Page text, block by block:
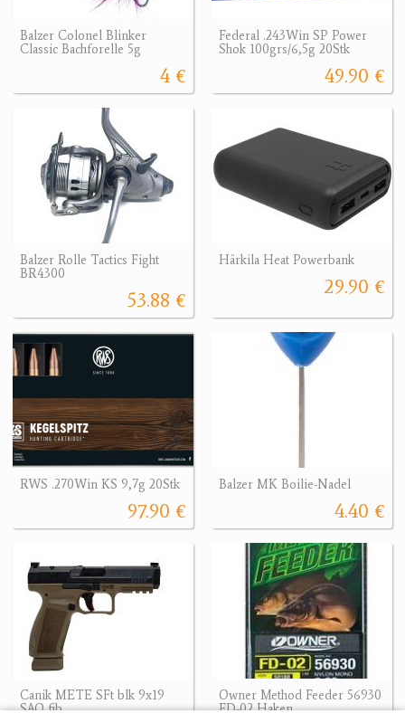
Balzer Colonel Blinker
Classic Bachforelle 5g
4 €
Federal .243Win SP Power
Shok 100grs/6,5g 20Stk
49.90 €
Balzer Rolle Tactics Fight
BR4300
53.88 €
Härkila Heat Powerbank
29.90 €
RWS .270Win KS 9,7g 20Stk
97.90 €
Balzer MK Boilie-Nadel
4.40 €
Canik METE SFt blk 9x19
SAO fib
Owner Method Feeder 56930
FD-02 Haken